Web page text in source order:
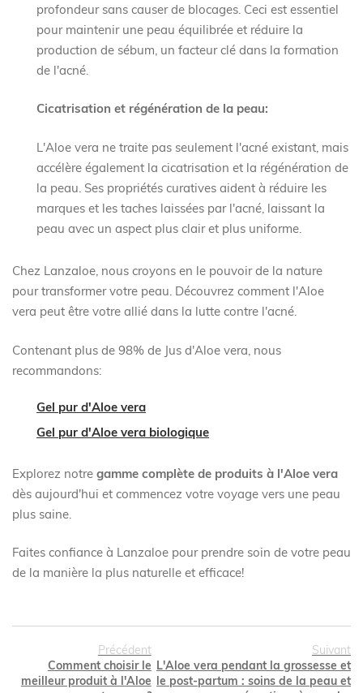
profondeur sans causer de blocages. Ceci est essentiel
pour maintenir une peau équilibrée et réduire la
production de sébum, un facteur clé dans la formation
de l'acné.
Cicatrisation et régénération de la peau:
L'Aloe vera ne traite pas seulement l'acné existant, mais
accélère également la cicatrisation et la régénération de
la peau. Ses propriétés curatives aident à réduire les
marques et les taches laissées par l'acné, laissant la
peau avec un aspect plus clair et plus uniforme.
Chez Lanzaloe, nous croyons en le pouvoir de la nature
pour transformer votre peau. Découvrez comment l'Aloe
vera peut être votre allié dans la lutte contre l'acné.
Contenant plus de 98% de Jus d'Aloe vera, nous
recommandons:
Gel pur d'Aloe vera
Gel pur d'Aloe vera biologique
Explorez notre gamme complète de produits à l'Aloe vera
dès aujourd'hui et commencez votre voyage vers une peau
plus saine.
Faites confiance à Lanzaloe pour prendre soin de votre peau
de la manière la plus naturelle et efficace!
Précédent
Comment choisir le
meilleur produit à l'Aloe
Suivant
L'Aloe vera pendant la grossesse et
le post-partum : soins de la peau et